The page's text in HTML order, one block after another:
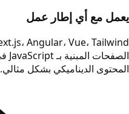
يعمل مع أي إطار عمل
المحتوى الديناميكي بشكل مثالي.